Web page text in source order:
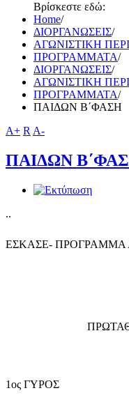
Βρίσκεστε εδώ:
Home/
ΔΙΟΡΓΑΝΩΣΕΙΣ/
ΑΓΩΝΙΣΤΙΚΗ
ΠΡΟΓΡΑΜΜΑΤΑ/
ΔΙΟΡΓΑΝΩΣΕΙΣ/
ΑΓΩΝΙΣΤΙΚΗ
ΠΡΟΓΡΑΜΜΑΤΑ/
ΠΑΙΔΩΝ Β΄ΦΑΣΗ
A+ R A-
ΠΑΙΔΩΝ
..
ΕΣΚΑΣΕ- ΠΡΟΓΡΑΜΜΑ
Αριθμ.Πρωτ:
1ος ΓΥΡΟΣ